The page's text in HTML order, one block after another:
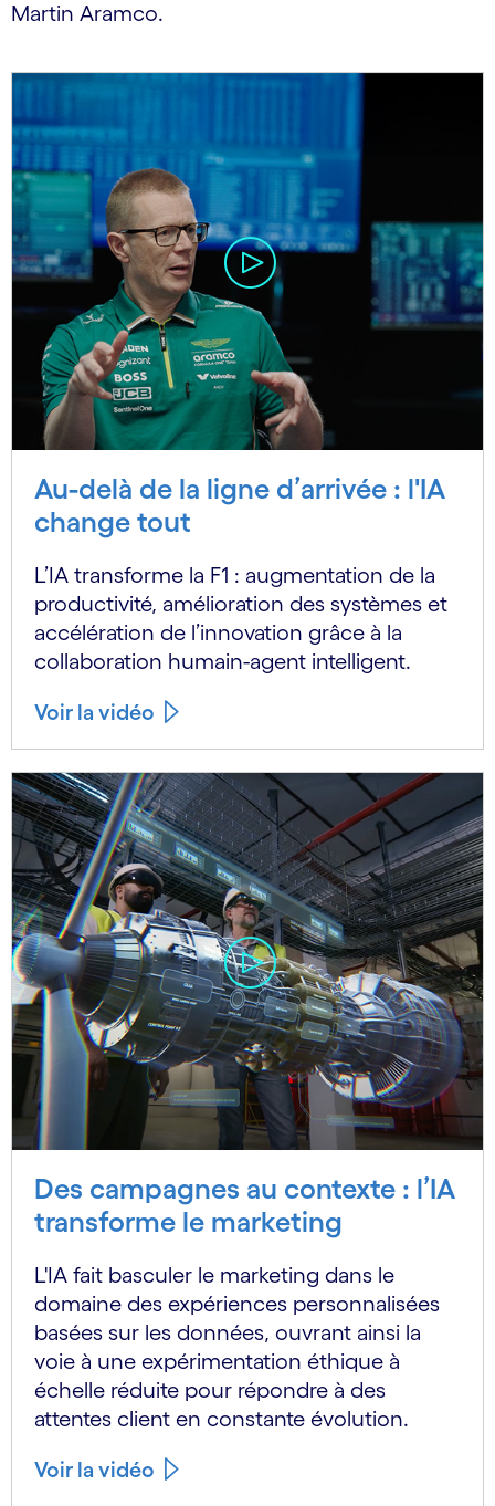
Martin Aramco.
Au-delà de la ligne d’arrivée : l'IA
change tout
L’IA transforme la F1 : augmentation de la
productivité, amélioration des systèmes et
accélération de l’innovation grâce à la
collaboration humain-agent intelligent.
Voir la vidéo
Des campagnes au contexte : l’IA
transforme le marketing
L'IA fait basculer le marketing dans le
domaine des expériences personnalisées
basées sur les données, ouvrant ainsi la
voie à une expérimentation éthique à
échelle réduite pour répondre à des
attentes client en constante évolution.
Voir la vidéo